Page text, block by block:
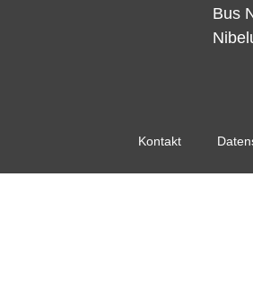
Bus
Kontakt